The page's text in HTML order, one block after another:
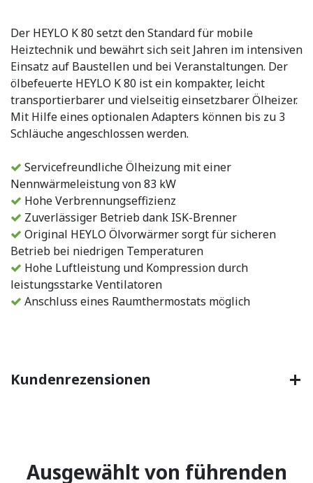
Der HEYLO K 80 setzt den Standard für mobile
Heiztechnik und bewährt sich seit Jahren im intensiven
Einsatz auf Baustellen und bei Veranstaltungen. Der
ölbefeuerte HEYLO K 80 ist ein kompakter, leicht
transportierbarer und vielseitig einsetzbarer Ölheizer.
Mit Hilfe eines optionalen Adapters können bis zu 3
Schläuche angeschlossen werden.
Servicefreundliche Ölheizung mit einer
Nennwärmeleistung von 83 kW
Hohe Verbrennungseffizienz
Zuverlässiger Betrieb dank ISK-Brenner
Original HEYLO Ölvorwärmer sorgt für sicheren
Betrieb bei niedrigen Temperaturen
Hohe Luftleistung und Kompression durch
leistungsstarke Ventilatoren
Anschluss eines Raumthermostats möglich
Kundenrezensionen
Ausgewählt von führenden